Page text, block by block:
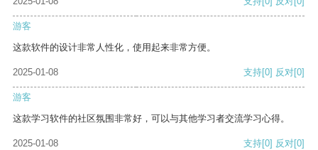
游客
这款软件的设计非常人性化，使用起来非常方便。
2025-01-08 支持[0] 反对[0]
游客
这款学习软件的社区氛围非常好，可以与其他学习者交流学习心得。
2025-01-08 支持[0] 反对[0]